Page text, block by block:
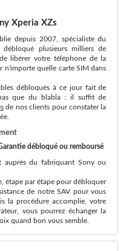
Xperia XZs
depuis 2007, spécialiste du
plusieurs milliers de
libérer votre téléphone de la
n'importe quelle carte SIM dans
débloqués à ce jour fait de
que du blabla : il suffit de
de nos clients pour constater la
débloqué ou remboursé
auprès du fabriquant Sony ou
étape par étape pour débloquer
de notre SAV pour vous
la procédure accomplie, votre
vous pourrez échanger la
quand bon vous semble.